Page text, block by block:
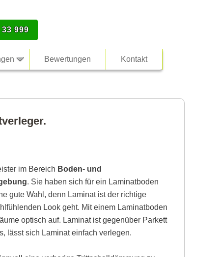
999
Bewertungen Kontakt
im Bereich Boden- und
. Sie haben sich für ein Laminatboden
gute Wahl, denn Laminat ist der richtige
Look geht. Mit einem Laminatboden
optisch auf. Laminat ist gegenüber Parkett
lässt sich Laminat einfach verlegen.